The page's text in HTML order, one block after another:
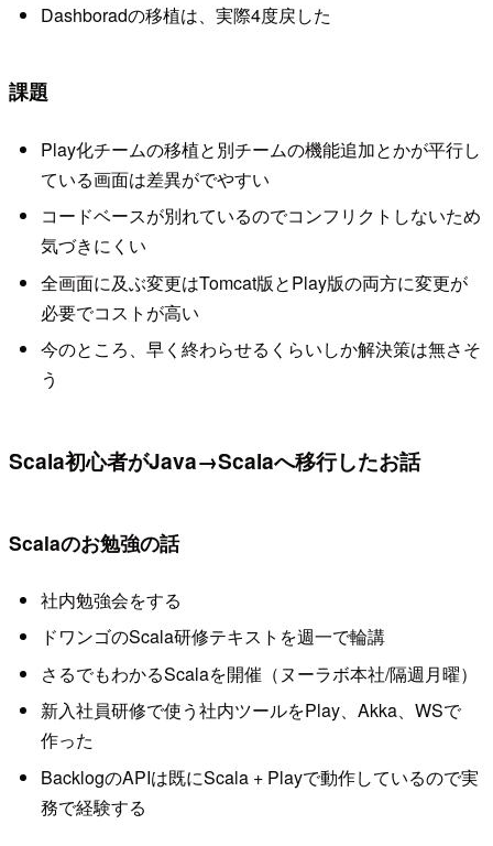
Dashboradの移植は、実際4度戻した
課題
Play化チームの移植と別チームの機能追加とかが平行し
ている画面は差異がでやすい
コードベースが別れているのでコンフリクトしないため
気づきにくい
全画面に及ぶ変更はTomcat版とPlay版の両方に変更が
必要でコストが高い
今のところ、早く終わらせるくらいしか解決策は無さそ
う
Scala初心者がJava→Scalaへ移行したお話
Scalaのお勉強の話
社内勉強会をする
ドワンゴのScala研修テキストを週一で輪講
さるでもわかるScalaを開催（ヌーラボ本社/隔週月曜）
新入社員研修で使う社内ツールをPlay、Akka、WSで
作った
BacklogのAPIは既にScala + Playで動作しているので実
務で経験する